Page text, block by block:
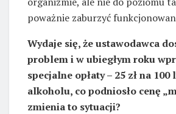
poważnie zaburzyć
Wydaje się, że ustawodawca
problem i w ubiegłym roku
specjalne opłaty – 25 zł na
alkoholu, co podniosło cenę
zmienia to sytuacji?